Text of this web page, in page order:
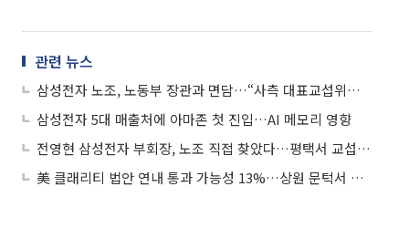
관련 뉴스
삼성전자 노조, 노동부 장관과 면담…“사측 대표교섭위원 교체 요구”
삼성전자 5대 매출처에 아마존 첫 진입…AI 메모리 영향
전영현 삼성전자 부회장, 노조 직접 찾았다…평택서 교섭 재개 요청
美 클래리티 법안 연내 통과 가능성 13%…상원 문턱서 제동